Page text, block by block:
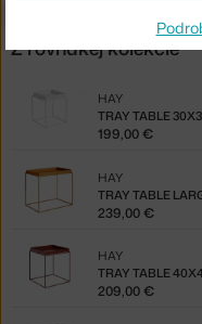
Z rovnakej kolekcie
TRAY TABLE
HAY
199,00 €
TRAY TABLE
HAY
239,00 €
TRAY TABLE
HAY
209,00 €